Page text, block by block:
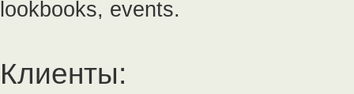
lookbooks, events.
Клиенты: